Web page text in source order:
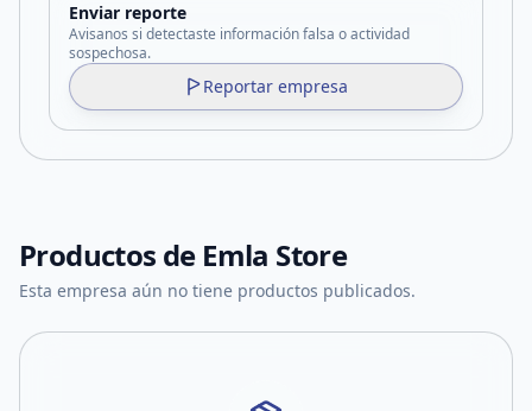
Enviar reporte
Avisanos si detectaste información falsa o actividad
sospechosa.
Reportar empresa
Productos de Emla Store
Esta empresa aún no tiene productos publicados.